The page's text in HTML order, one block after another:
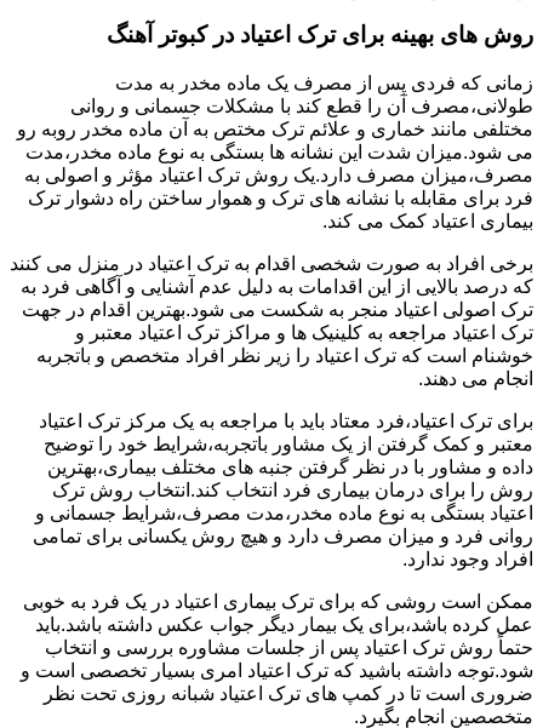
روش های بهینه برای ترک اعتیاد در کبوتر آهنگ
زمانی که فردی پس از مصرف یک ماده مخدر به مدت
طولانی،مصرف آن را قطع کند با مشکلات جسمانی و روانی
مختلفی مانند خماری و علائم ترک مختص به آن ماده مخدر روبه رو
می شود.میزان شدت این نشانه ها بستگی به نوع ماده مخدر،مدت
مصرف،میزان مصرف دارد.یک روش ترک اعتیاد مؤثر و اصولی به
فرد برای مقابله با نشانه های ترک و هموار ساختن راه دشوار ترک
بیماری اعتیاد کمک می کند.
برخی افراد به صورت شخصی اقدام به ترک اعتیاد در منزل می کنند
که درصد بالایی از این اقدامات به دلیل عدم آشنایی و آگاهی فرد به
ترک اصولی اعتیاد منجر به شکست می شود.بهترین اقدام در جهت
ترک اعتیاد مراجعه به کلینیک ها و مراکز ترک اعتیاد معتبر و
خوشنام است که ترک اعتیاد را زیر نظر افراد متخصص و باتجربه
انجام می دهند.
برای ترک اعتیاد،فرد معتاد باید با مراجعه به یک مرکز ترک اعتیاد
معتبر و کمک گرفتن از یک مشاور باتجربه،شرایط خود را توضیح
داده و مشاور با در نظر گرفتن جنبه های مختلف بیماری،بهترین
روش را برای درمان بیماری فرد انتخاب کند.انتخاب روش ترک
اعتیاد بستگی به نوع ماده مخدر،مدت مصرف،شرایط جسمانی و
روانی فرد و میزان مصرف دارد و هیچ روش یکسانی برای تمامی
افراد وجود ندارد.
ممکن است روشی که برای ترک بیماری اعتیاد در یک فرد به خوبی
عمل کرده باشد،برای یک بیمار دیگر جواب عکس داشته باشد.باید
حتماً روش ترک اعتیاد پس از جلسات مشاوره بررسی و انتخاب
شود.توجه داشته باشید که ترک اعتیاد امری بسیار تخصصی است و
ضروری است تا در کمپ های ترک اعتیاد شبانه روزی تحت نظر
متخصصین انجام بگیرد.